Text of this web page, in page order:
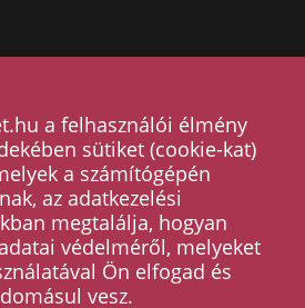
a felhasználói élmény
sütiket (cookie-kat)
a számítógépén
az adatkezelési
megtalálja, hogyan
védelméről, melyeket
Ön elfogad és
vesz.